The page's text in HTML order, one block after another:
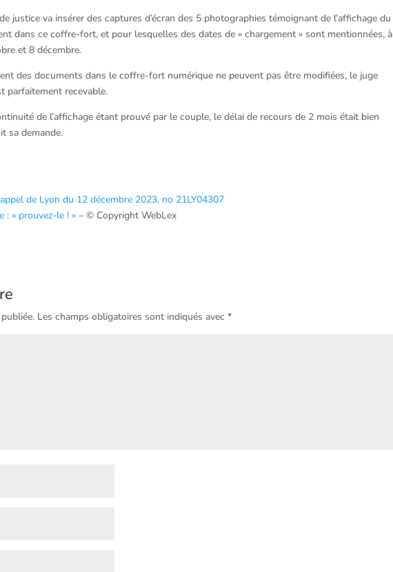
justice va insérer des captures d’écran des 5 photographies témoignant de l’affichage du
dans ce coffre-fort, et pour lesquelles des dates de « chargement » sont mentionnées, à
et 8 décembre.
des documents dans le coffre-fort numérique ne peuvent pas être modifiées, le juge
parfaitement recevable.
de l’affichage étant prouvé par le couple, le délai de recours de 2 mois était bien
sa demande.
de Lyon du 12 décembre 2023, no 21LY04307
: « prouvez-le ! » – © Copyright WebLex
Les champs obligatoires sont indiqués avec*